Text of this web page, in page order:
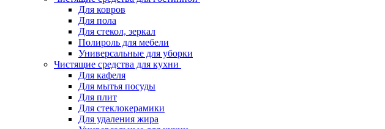
Для ковров
Для пола
Для стекол, зеркал
Полироль для мебели
Универсальные для уборки
Чистящие средства для кухни
Для кафеля
Для мытья посуды
Для плит
Для стеклокерамики
Для удаления жира